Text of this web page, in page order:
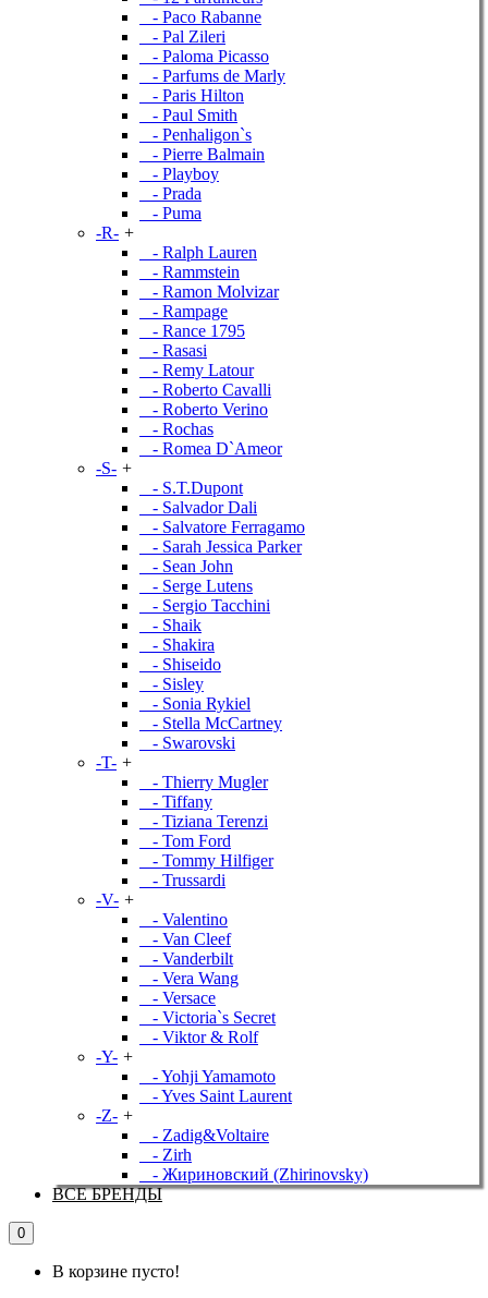
- Paco Rabanne
- Pal Zileri
- Paloma Picasso
- Parfums de Marly
- Paris Hilton
- Paul Smith
- Penhaligon`s
- Pierre Balmain
- Playboy
- Prada
- Puma
-R- +
- Ralph Lauren
- Rammstein
- Ramon Molvizar
- Rampage
- Rance 1795
- Rasasi
- Remy Latour
- Roberto Cavalli
- Roberto Verino
- Rochas
- Romea D`Ameor
-S- +
- S.T.Dupont
- Salvador Dali
- Salvatore Ferragamo
- Sarah Jessica Parker
- Sean John
- Serge Lutens
- Sergio Tacchini
- Shaik
- Shakira
- Shiseido
- Sisley
- Sonia Rykiel
- Stella McCartney
- Swarovski
-T- +
- Thierry Mugler
- Tiffany
- Tiziana Terenzi
- Tom Ford
- Tommy Hilfiger
- Trussardi
-V- +
- Valentino
- Van Cleef
- Vanderbilt
- Vera Wang
- Versace
- Victoria`s Secret
- Viktor & Rolf
-Y- +
- Yohji Yamamoto
- Yves Saint Laurent
-Z- +
- Zadig&Voltaire
- Zirh
- Жириновский (Zhirinovsky)
ВСЕ БРЕНДЫ
0
В корзине пусто!